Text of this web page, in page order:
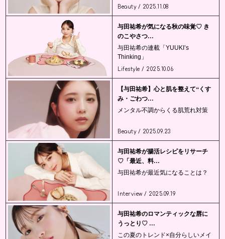
Beauty / 2025.11.08
与田祐希が気になる秋の味覚♡ き
のこやさつ...
与田祐希の連載「YUUKI’s
Thinking」
Lifestyle / 2025.10.06
【与田祐希】心と肌を整えて“くす
み・ごわつ...
メンタル不調からくる肌荒れ対策
Beauty / 2025.09.23
与田祐希が腸活レシピをリサーチ
♡「最近、料...
与田祐希が最近気になることは？
Interview / 2025.09.19
与田祐希のロマンティックな唇に
うっとり♡ ...
この夏のトレンド×自分らしいメイ